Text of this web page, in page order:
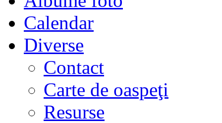
Calendar
Diverse
Contact
Carte de oaspeţi
Resurse